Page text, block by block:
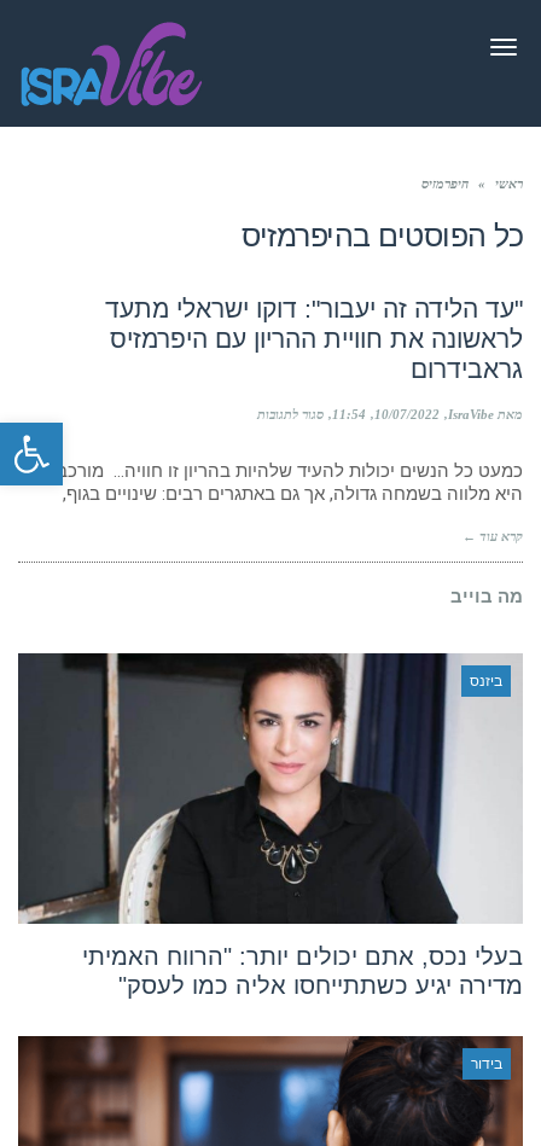
תפריט
ראשי » היפרמזיס
כל הפוסטים בהיפרמזיס
"עד הלידה זה יעבור": דוקו ישראלי מתעד
לראשונה את חוויית ההריון עם היפרמזיס
גראבידרום
מאת IsraVibe 10/07/2022
11:54 סגור לתגובות
זה
יעבור":
לראשונה
גראבידרום
כמעט כל הנשים יכולות להעיד שלהיות בהריון זו חוויה… מורכבת.
היא מלווה בשמחה גדולה, אך גם באתגרים רבים: שינויים בגוף,
קרא עוד ←
מה בוייב
ביזנס
בעלי נכס, אתם יכולים יותר: "הרווח האמיתי
מדירה יגיע כשתתייחסו אליה כמו לעסק"
בידור
פתח